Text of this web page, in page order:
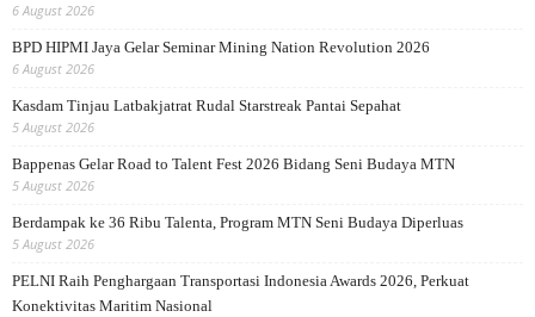
6 August 2026
BPD HIPMI Jaya Gelar Seminar Mining Nation Revolution 2026
6 August 2026
Kasdam Tinjau Latbakjatrat Rudal Starstreak Pantai Sepahat
5 August 2026
Bappenas Gelar Road to Talent Fest 2026 Bidang Seni Budaya MTN
5 August 2026
Berdampak ke 36 Ribu Talenta, Program MTN Seni Budaya Diperluas
5 August 2026
PELNI Raih Penghargaan Transportasi Indonesia Awards 2026, Perkuat
Konektivitas Maritim Nasional